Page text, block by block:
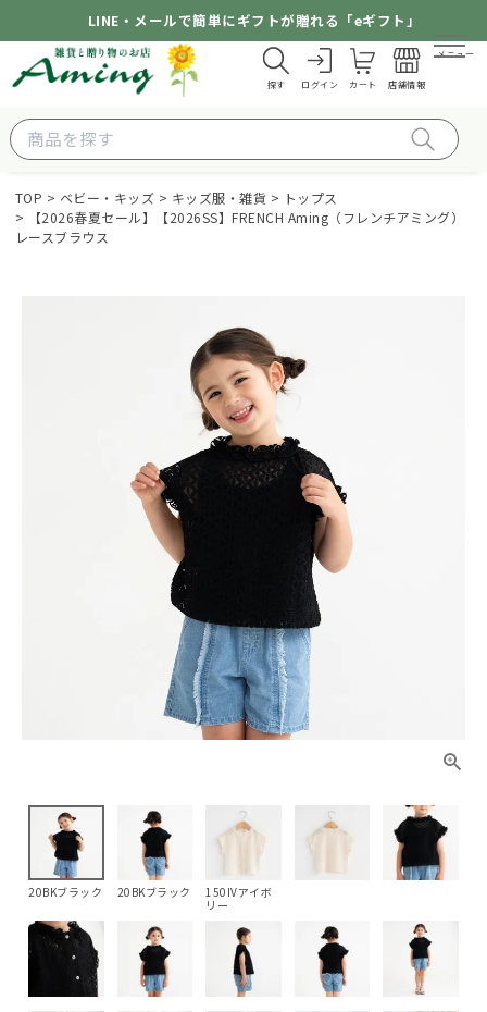
LINE・メールで簡単にギフトが贈れる「eギフト」
探す ログイン カート 店舗情報
メニュー
TOP ベビー・キッズ キッズ服・雑貨
トップス
【2026春夏セール】【2026SS】FRENCH Aming（フレンチアミング）
レースブラウス
20BKブラック 20BKブラック
150IVアイボ
リー